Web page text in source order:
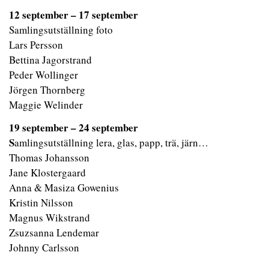
12 september – 17 september
Samlingsutställning foto
Lars Persson
Bettina Jagorstrand
Peder Wollinger
Jörgen Thornberg
Maggie Welinder
19 september – 24 september
Samlingsutställning lera, glas, papp, trä, järn…
Thomas Johansson
Jane Klostergaard
Anna & Masiza Gowenius
Kristin Nilsson
Magnus Wikstrand
Zsuzsanna Lendemar
Johnny Carlsson